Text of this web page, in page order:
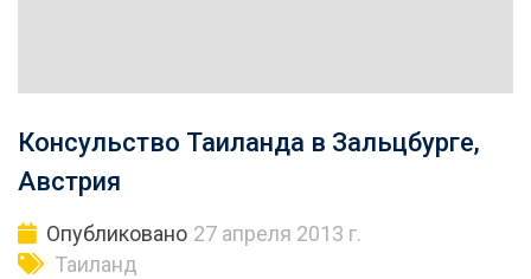
Консульство Таиланда в Зальцбурге,
Австрия
Опубликовано 27 апреля 2013 г.
Таиланд